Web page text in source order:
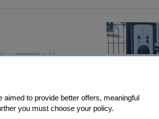
to provide better offers, meaningful
you must choose your policy.